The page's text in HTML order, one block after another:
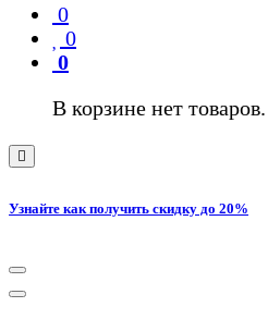
0
0
0
В корзине нет товаров.
Узнайте как получить скидку до 20%